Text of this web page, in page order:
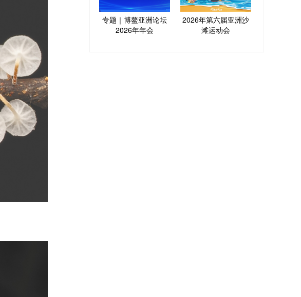
专题｜博鳌亚洲论坛
2026年年会
2026年第六届亚洲沙
滩运动会